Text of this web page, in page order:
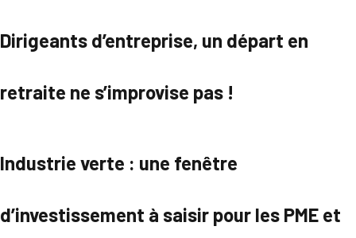
Dirigeants d’entreprise, un départ en
retraite ne s’improvise pas !
Industrie verte : une fenêtre
d’investissement à saisir pour les PME et